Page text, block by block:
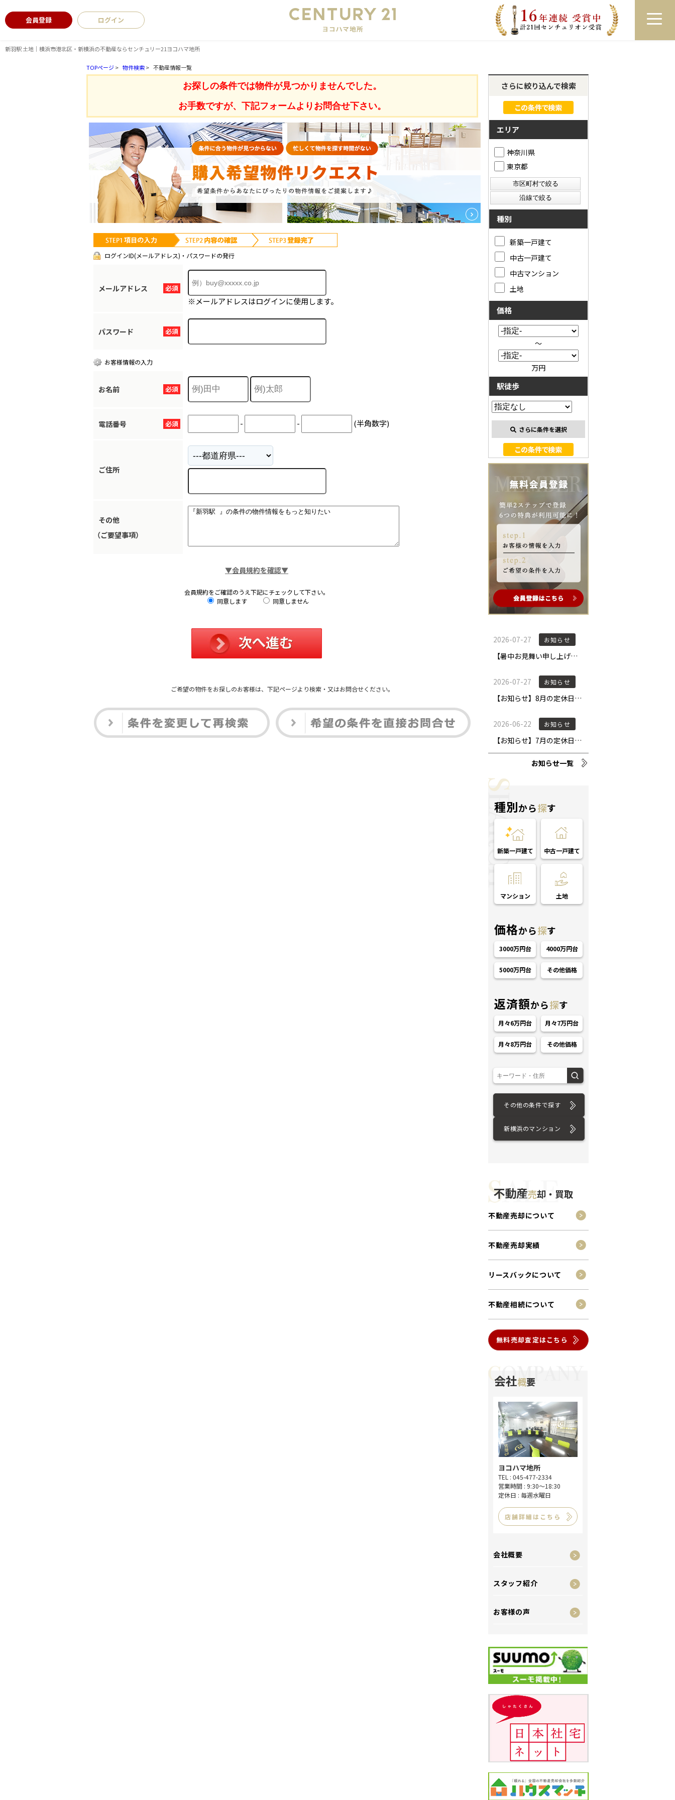
新羽駅 土地｜横浜市港北区・新横浜の不動産ならセンチュリー21ヨコハマ地所
会員登録 ログイン ログイン 来店予約 LINEで相談
TOPページ> 物件検索> 不動産情報一覧
お探しの条件では物件が見つかりませんでした。
お手数ですが、下記フォームよりお問合せ下さい。
ログインID(メールアドレス)・パスワードの発行
必須
メールアドレス
※メールアドレスはログインに使用します。
必須
パスワード
お客様情報の入力
必須
お名前
必須
電話番号 - - (半角数字)
ご住所
その他
（ご要望事項）
▼会員規約を確認▼
会員規約をご確認のうえ下記にチェックして下さい。
同意します
同意しません
ご希望の物件をお探しのお客様は、下記ページより検索・又はお問合せください。
さらに絞り込んで検索
エリア
神奈川県
東京都
種別
新築一戸建て
中古一戸建て
中古マンション
土地
価格
～
万円
駅徒歩
さらに条件を選択
お知らせ一覧
種別から探す
新築一戸建て 中古一戸建て
マンション 土地
価格から探す
3000万円台 4000万円台
5000万円台 その他価格
返済額から探す
月々6万円台 月々7万円台
月々8万円台 その他価格
その他の条件で探す
新横浜のマンション
不動産売却・買取
不動産売却について
不動産売却実績
リースバックについて
不動産相続について
無料売却査定はこちら
会社概要
ヨコハマ地所
TEL : 045-477-2334
営業時間 : 9:30～18:30
定休日 : 毎週水曜日
店舗詳細はこちら
会社概要
スタッフ紹介
お客様の声